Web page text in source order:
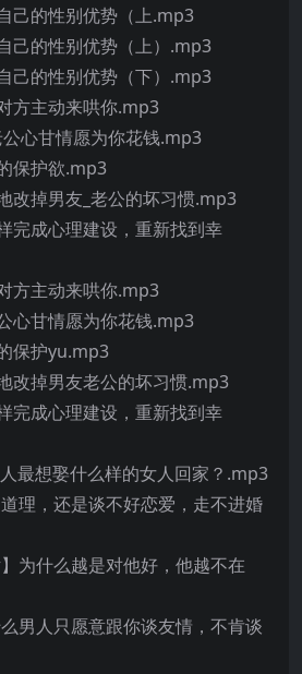
己的性别优势（上.mp3
己的性别优势（上）.mp3
己的性别优势（下）.mp3
方主动来哄你.mp3
心甘情愿为你花钱.mp3
保护欲.mp3
改掉男友_老公的坏习惯.mp3
完成心理建设，重新找到幸
方主动来哄你.mp3
心甘情愿为你花钱.mp3
保护yu.mp3
改掉男友老公的坏习惯.mp3
完成心理建设，重新找到幸
最想娶什么样的女人回家？.mp3
道理，还是谈不好恋爱，走不进婚
】为什么越是对他好，他越不在
男人只愿意跟你谈友情，不肯谈